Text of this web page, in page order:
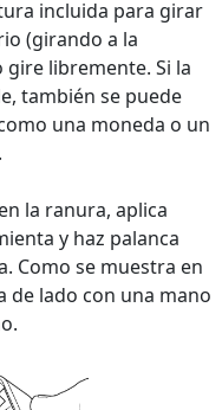
incluida para girar
(girando a la
libremente. Si la
también se puede
una moneda o un
la ranura, aplica
y haz palanca
Como se muestra en
de lado con una mano